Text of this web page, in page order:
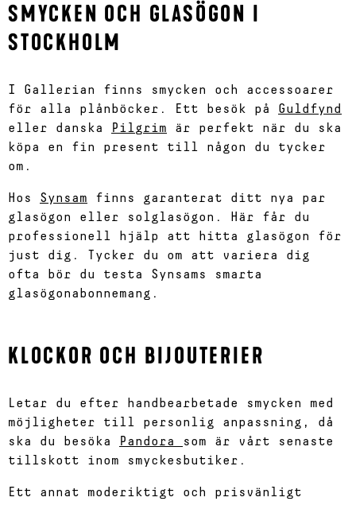
SMYCKEN OCH GLASÖGON I
STOCKHOLM
I Gallerian finns smycken och accessoarer
för alla plånböcker. Ett besök på Guldfynd
eller danska
Pilgrim är perfekt när du ska
köpa en fin present till någon du tycker
om.
Hos Synsam finns garanterat ditt nya par
glasögon eller solglasögon. Här får du
professionell hjälp att hitta glasögon för
just dig. Tycker du om att variera dig
ofta bör du testa Synsams smarta
glasögonabonnemang.
KLOCKOR OCH BIJOUTERIER
Letar du efter handbearbetade smycken med
möjligheter till personlig anpassning, då
ska du besöka
Pandora
som är vårt senaste
tillskott inom smyckesbutiker.
Ett annat moderiktigt och prisvänligt